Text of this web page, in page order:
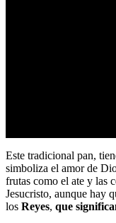
Este tradicional pan,
simboliza el amor de
frutas como el ate y las
Jesucristo, aunque hay
los Reyes, que